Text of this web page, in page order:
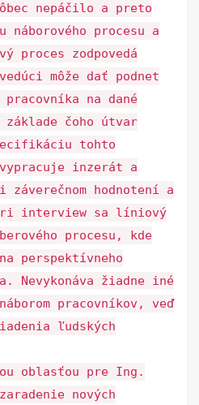
nepáčilo a preto
procesu a
proces zodpovedá
môže dať podnet
na dané
základe čoho útvar
tohto
inzerát a
hodnotení a
interview sa líniový
procesu, kde
perspektívneho
Nevykonáva žiadne iné
pracovníkov, veď
ľudských
oblasťou pre Ing.
nových